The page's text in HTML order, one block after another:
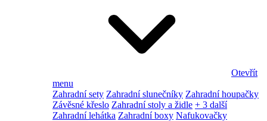
Otevřít
menu
Zahradní sety Zahradní slunečníky Zahradní houpačky
Závěsné křeslo Zahradní stoly a židle + 3 další
Zahradní lehátka Zahradní boxy Nafukovačky